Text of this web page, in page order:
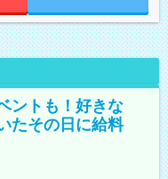
ントも！好きな
たその日に給料